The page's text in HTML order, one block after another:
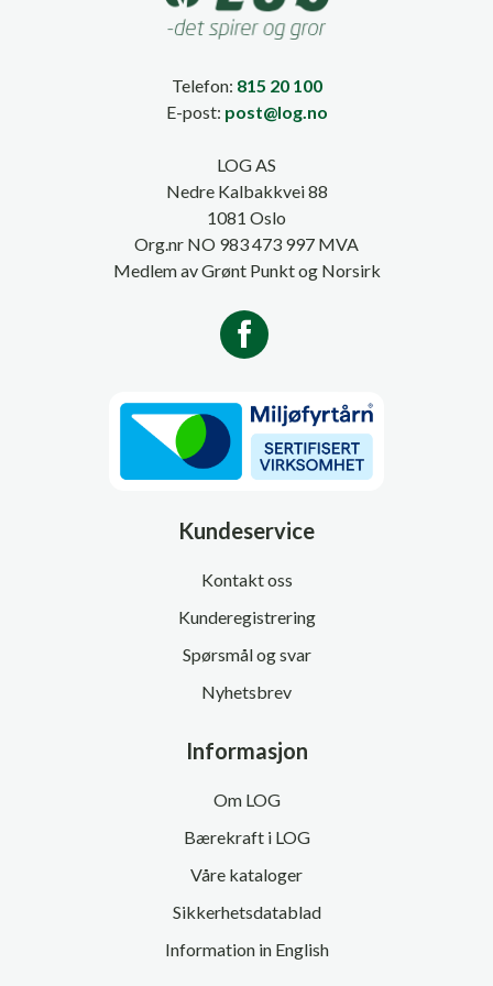
Telefon: 815 20 100
E-post: post@log.no
LOG AS
Nedre Kalbakkvei 88
1081 Oslo
Org.nr NO 983 473 997 MVA
Medlem av Grønt Punkt og Norsirk
Kundeservice
Kontakt oss
Kunderegistrering
Spørsmål og svar
Nyhetsbrev
Informasjon
Om LOG
Bærekraft i LOG
Våre kataloger
Sikkerhetsdatablad
Information in English